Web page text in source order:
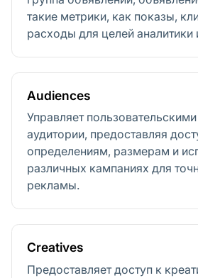
такие метрики, как показы,
расходы для целей аналитики
Audiences
Управляет
аудитории, предоставляя
определениям, размерам и
различных кампаниях для
рекламы.
Creatives
Предоставляет доступ к